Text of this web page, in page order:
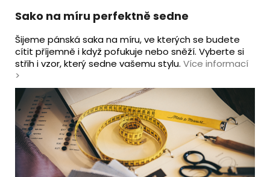
Sako na míru perfektně sedne
Šijeme pánská saka na míru, ve kterých se budete
cítit příjemně i když pofukuje nebo sněží. Vyberte si
střih i vzor, který sedne vašemu stylu. Více informací
>